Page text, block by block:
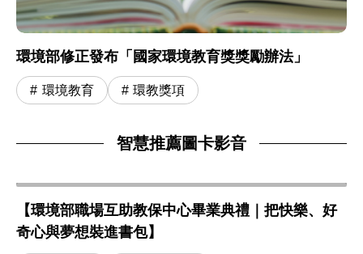
環境部修正發布「國家環境教育獎獎勵辦法」
環境教育 環教獎項
智慧推薦圖卡影音
【環境部職場互助教保中心畢業典禮｜把快樂、好
奇心與夢想裝進書包】